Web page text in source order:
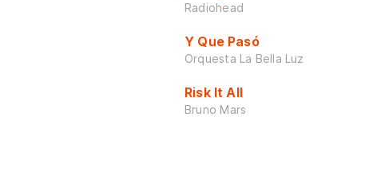
Radiohead
Y Que Pasó
Orquesta La Bella Luz
Risk It All
Bruno Mars